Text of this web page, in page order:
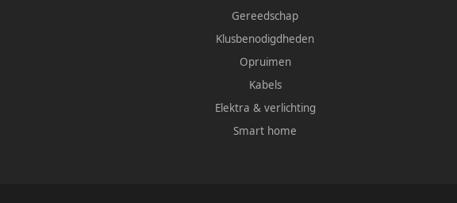
Gereedschap
Klusbenodigdheden
Opruimen
Kabels
Elektra & verlichting
Smart home